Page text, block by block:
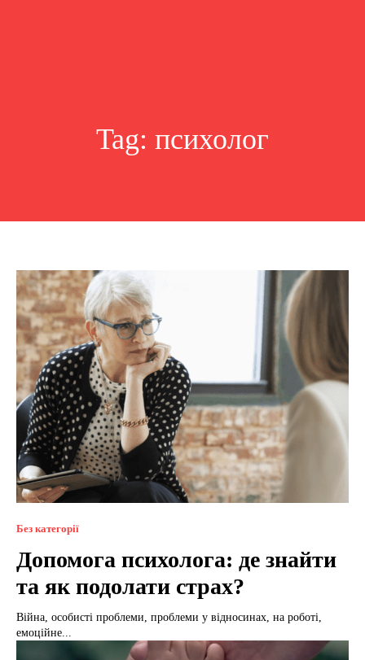
Tag: психолог
Без категорії
Допомога психолога: де знайти
та як подолати страх?
Війна, особисті проблеми, проблеми у відносинах, на роботі,
емоційне...